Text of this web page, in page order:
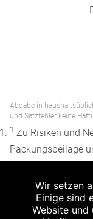
Abgabe in
und Satzfehler keine
1 Zu Risiken und
Packungsbeilage
unverbindliche
Wir setzen
Einige sind
Website und